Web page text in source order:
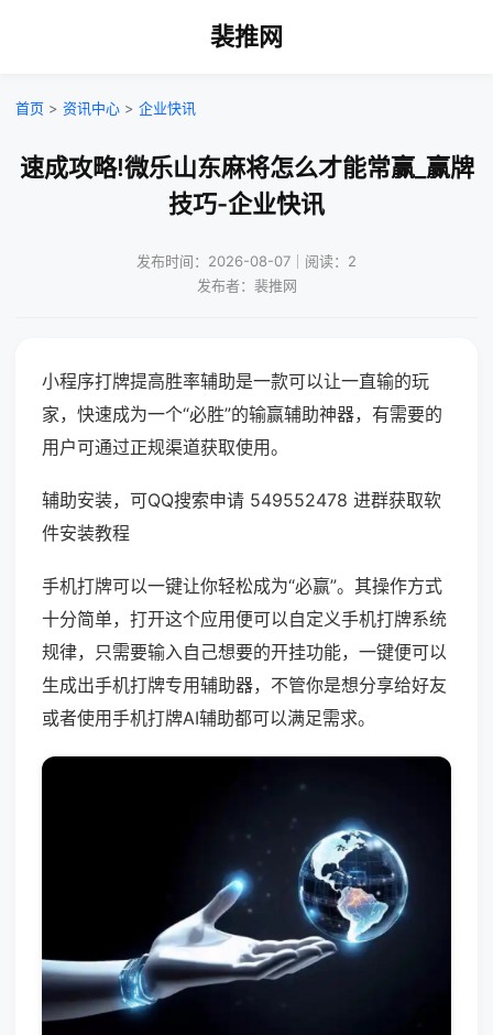
裴推网
首页 > 资讯中心 > 企业快讯
速成攻略!微乐山东麻将怎么才能常赢_赢牌
技巧-企业快讯
发布时间：2026-08-07｜阅读：2
发布者：裴推网
小程序打牌提高胜率辅助是一款可以让一直输的玩
家，快速成为一个“必胜”的输赢辅助神器，有需要的
用户可通过正规渠道获取使用。
辅助安装，可QQ搜索申请 549552478 进群获取软
件安装教程
手机打牌可以一键让你轻松成为“必赢”。其操作方式
十分简单，打开这个应用便可以自定义手机打牌系统
规律，只需要输入自己想要的开挂功能，一键便可以
生成出手机打牌专用辅助器，不管你是想分享给好友
或者使用手机打牌AI辅助都可以满足需求。